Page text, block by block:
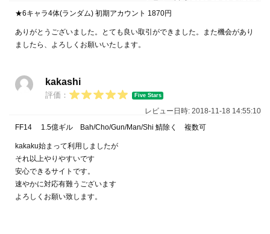
★6キャラ4体(ランダム) 初期アカウント 1870円
ありがとうございました。とても良い取引ができました。また機会があり
ましたら、よろしくお願いいたします。
kakashi
評価： Five Stars
レビュー日時: 2018-11-18 14:55:10
FF14 1.5億ギル Bah/Cho/Gun/Man/Shi 鯖除く 複数可
kakaku始まって利用しましたが
それ以上やりやすいです
安心できるサイトです。
速やかに対応有難うございます
よろしくお願い致します。